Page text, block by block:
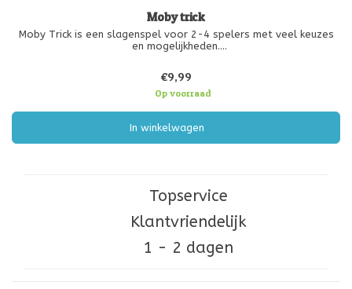
Moby trick
Moby Trick is een slagenspel voor 2-4 spelers met veel keuzes
en mogelijkheden.
2. Win de slag en kies je punten
3. Ontvang bonuskaarten en gebruik ze verstandig
€9,99
Op voorraad
In winkelwagen
Topservice
Klantvriendelijk
1 - 2 dagen